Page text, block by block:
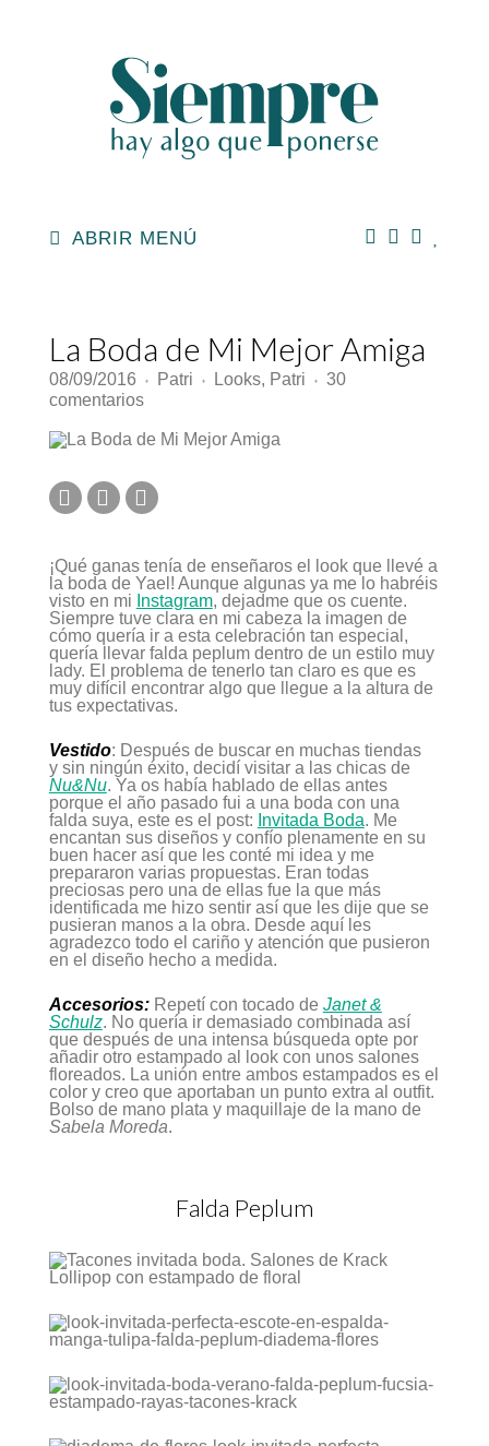
ABRIR MENÚ
La Boda de Mi Mejor Amiga
08/09/2016 ♦ Patri ♦ Looks, Patri ♦
30
comentariosen
Boda
de
Mejor
Amiga
¡Qué ganas tenía de enseñaros el look que llevé a
la boda de Yael! Aunque algunas ya me lo habréis
visto en mi Instagram, dejadme que os cuente.
Siempre tuve clara en mi cabeza la imagen de
cómo quería ir a esta celebración tan especial,
quería llevar falda peplum dentro de un estilo muy
lady. El problema de tenerlo tan claro es que es
muy difícil encontrar algo que llegue a la altura de
tus expectativas.
Vestido: Después de buscar en muchas tiendas
y sin ningún éxito, decidí visitar a las chicas de
Nu&Nu. Ya os había hablado de ellas antes
porque el año pasado fui a una boda con una
falda suya, este es el post: Invitada Boda. Me
encantan sus diseños y confío plenamente en su
buen hacer así que les conté mi idea y me
prepararon varias propuestas. Eran todas
preciosas pero una de ellas fue la que más
identificada me hizo sentir así que les dije que se
pusieran manos a la obra. Desde aquí les
agradezco todo el cariño y atención que pusieron
en el diseño hecho a medida.
Accesorios:Repetí con tocado de Janet &
Schulz. No quería ir demasiado combinada así
que después de una intensa búsqueda opte por
añadir otro estampado al look con unos salones
floreados. La unión entre ambos estampados es el
color y creo que aportaban un punto extra al outfit.
Bolso de mano plata y maquillaje de la mano de
Sabela Moreda.
Falda Peplum